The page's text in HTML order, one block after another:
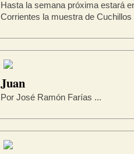
Hasta la semana próxima estará
Corrientes la muestra de
Juan
Por José Ramón Farías ...